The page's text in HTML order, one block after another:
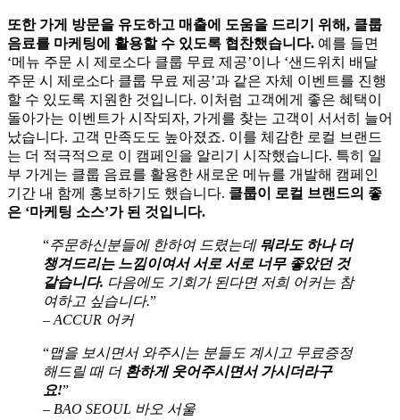
또한 가게 방문을 유도하고 매출에 도움을 드리기 위해, 클룹
음료를 마케팅에 활용할 수 있도록 협찬했습니다. 예를 들면
‘메뉴 주문 시 제로소다 클룹 무료 제공’이나 ‘샌드위치 배달
주문 시 제로소다 클룹 무료 제공’과 같은 자체 이벤트를 진행
할 수 있도록 지원한 것입니다. 이처럼 고객에게 좋은 혜택이
돌아가는 이벤트가 시작되자, 가게를 찾는 고객이 서서히 늘어
났습니다. 고객 만족도도 높아졌죠. 이를 체감한 로컬 브랜드
는 더 적극적으로 이 캠페인을 알리기 시작했습니다. 특히 일
부 가게는 클룹 음료를 활용한 새로운 메뉴를 개발해 캠페인
기간 내 함께 홍보하기도 했습니다. 클룹이 로컬 브랜드의 좋
은 ‘마케팅 소스’가 된 것입니다.
“주문하신분들에 한하여 드렸는데 뭐라도 하나 더
챙겨드리는 느낌이여서 서로 서로 너무 좋았던 것
같습니다. 다음에도 기회가 된다면 저희 어커는 참
여하고 싶습니다.”
– ACCUR 어커
“맵을 보시면서 와주시는 분들도 계시고 무료증정
해드릴 때 더환하게 웃어주시면서 가시더라구
요!”
– BAO SEOUL 바오 서울